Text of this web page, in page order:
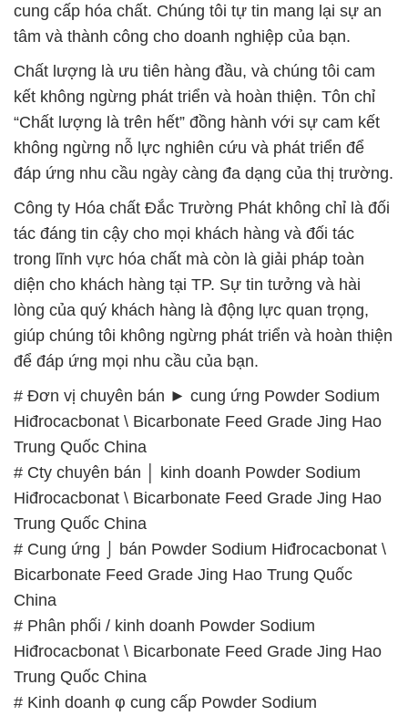
cung cấp hóa chất. Chúng tôi tự tin mang lại sự an
tâm và thành công cho doanh nghiệp của bạn.
Chất lượng là ưu tiên hàng đầu, và chúng tôi cam
kết không ngừng phát triển và hoàn thiện. Tôn chỉ
“Chất lượng là trên hết” đồng hành với sự cam kết
không ngừng nỗ lực nghiên cứu và phát triển để
đáp ứng nhu cầu ngày càng đa dạng của thị trường.
Công ty Hóa chất Đắc Trường Phát không chỉ là đối
tác đáng tin cậy cho mọi khách hàng và đối tác
trong lĩnh vực hóa chất mà còn là giải pháp toàn
diện cho khách hàng tại TP. Sự tin tưởng và hài
lòng của quý khách hàng là động lực quan trọng,
giúp chúng tôi không ngừng phát triển và hoàn thiện
để đáp ứng mọi nhu cầu của bạn.
# Đơn vị chuyên bán ► cung ứng Powder Sodium
Hiđrocacbonat \ Bicarbonate Feed Grade Jing Hao
Trung Quốc China
# Cty chuyên bán │ kinh doanh Powder Sodium
Hiđrocacbonat \ Bicarbonate Feed Grade Jing Hao
Trung Quốc China
# Cung ứng ⌡ bán Powder Sodium Hiđrocacbonat \
Bicarbonate Feed Grade Jing Hao Trung Quốc
China
# Phân phối / kinh doanh Powder Sodium
Hiđrocacbonat \ Bicarbonate Feed Grade Jing Hao
Trung Quốc China
# Kinh doanh φ cung cấp Powder Sodium